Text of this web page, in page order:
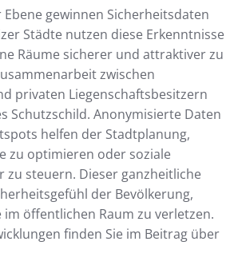
gewinnen Sicherheitsdaten
Städte nutzen diese Erkenntnisse
Räume sicherer und attraktiver zu
zwischen
privaten Liegenschaftsbesitzern
Schutzschild. Anonymisierte Daten
helfen der Stadtplanung,
zu optimieren oder soziale
zu steuern. Dieser ganzheitliche
der Bevölkerung,
öffentlichen Raum zu verletzen.
finden Sie im Beitrag über